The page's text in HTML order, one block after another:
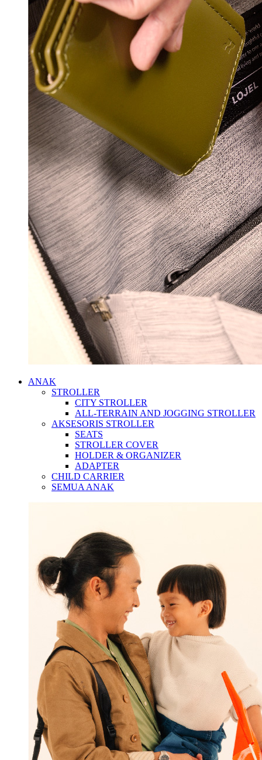
ANAK
STROLLER
CITY STROLLER
ALL-TERRAIN AND JOGGING STROLLER
AKSESORIS STROLLER
SEATS
STROLLER COVER
HOLDER & ORGANIZER
ADAPTER
CHILD CARRIER
SEMUA ANAK